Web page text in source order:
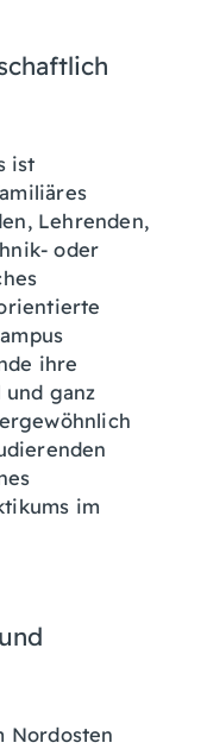
ist
Lehrenden,
oder
ihre
ganz
im
Nordosten